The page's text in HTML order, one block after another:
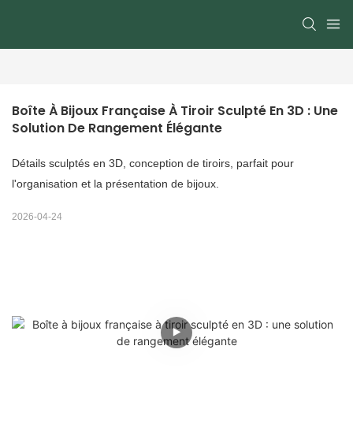
Boîte À Bijoux Française À Tiroir Sculpté En 3D : Une
Solution De Rangement Élégante
Détails sculptés en 3D, conception de tiroirs, parfait pour
l'organisation et la présentation de bijoux.
2026-04-24